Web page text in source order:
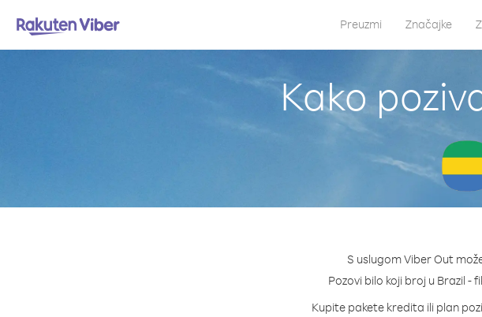
Preuzmi Značajke
Kako
S uslugom Viber Out
Pozovi bilo koji broj u Brazil -
Kupite pakete kredita ili plan